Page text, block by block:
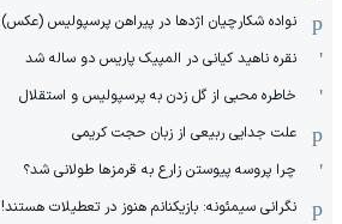
نواده شکارچیان اژدها در پیراهن پرسپولیس (عکس)
نقره ناهید کیانی در المپیک پاریس دو ساله شد
خاطره محبی از گل زدن به پرسپولیس و استقلال
علت جدایی ربیعی از زبان حجت کریمی
چرا پروسه پیوستن زارع به قرمزها طولانی شد؟
نگرانی سیمئونه: بازیکنانم هنوز در تعطیلات هستند!